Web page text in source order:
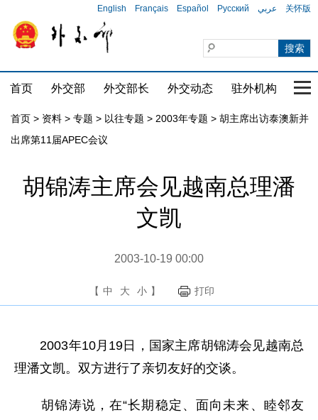
English Français Español Русский عربي 关怀版
首页 外交部 外交部长 外交动态 驻外机构 国
首页 > 资料 > 专题 > 以往专题 > 2003年专题 > 胡主席出访泰澳新并
出席第11届APEC会议
胡锦涛主席会见越南总理潘
文凯
2003-10-19 00:00
【 中 大 小 】 打印
2003年10月19日，国家主席胡锦涛会见越南总
理潘文凯。双方进行了亲切友好的交谈。
胡锦涛说，在“长期稳定、面向未来、睦邻友